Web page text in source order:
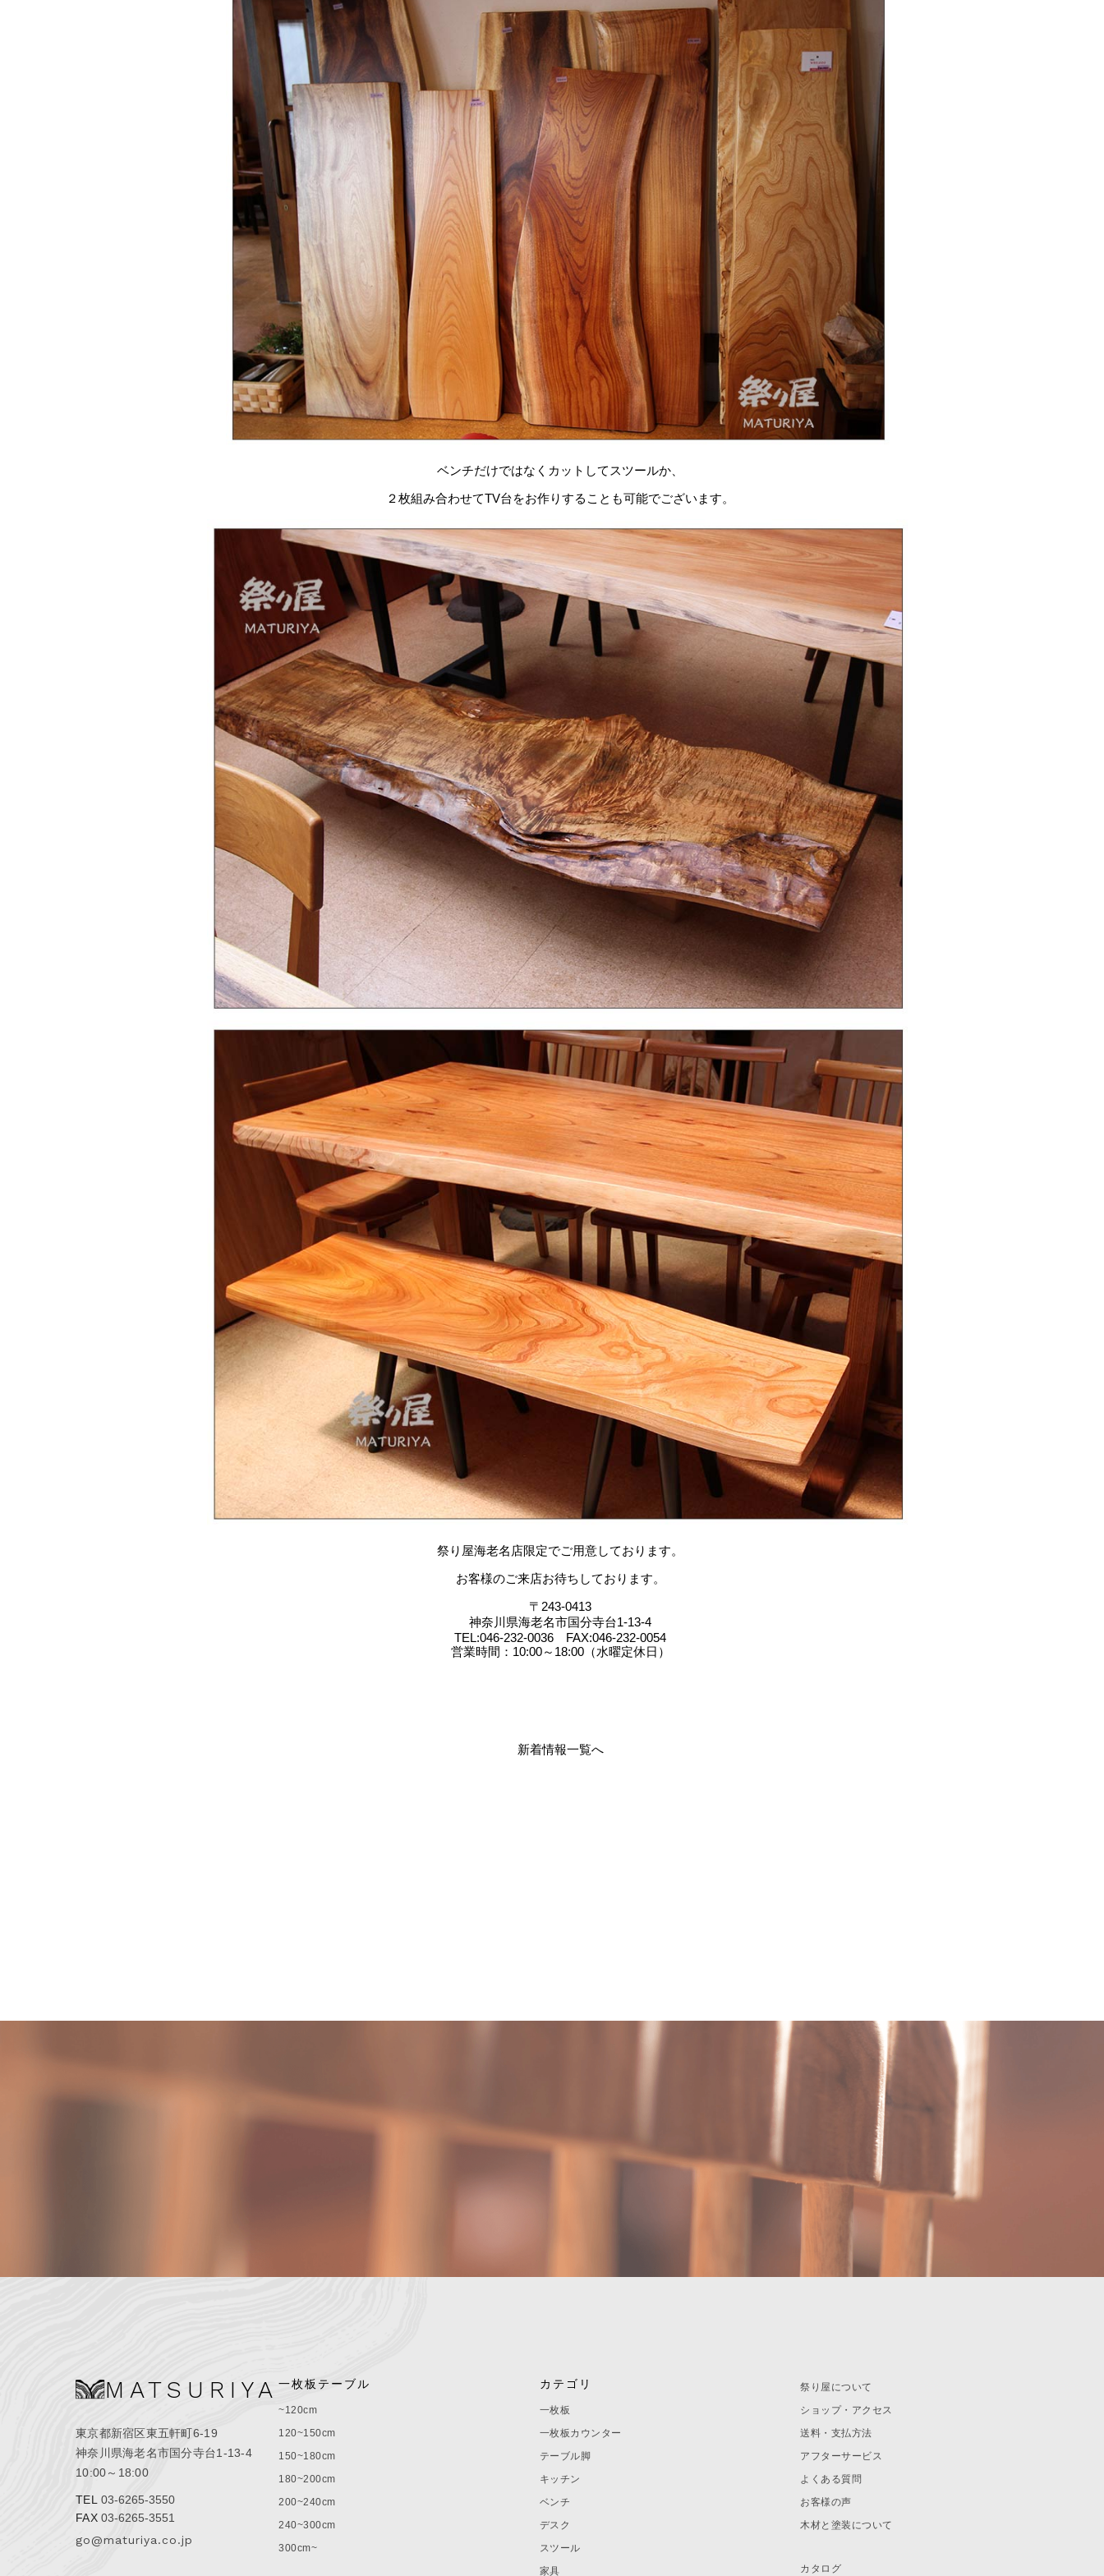
ベンチだけではなくカットしてスツールか、
２枚組み合わせてTV台をお作りすることも可能でございます。
祭り屋海老名店限定でご用意しております。
お客様のご来店お待ちしております。
〒243-0413
神奈川県海老名市国分寺台1-13-4
TEL:046-232-0036 FAX:046-232-0054
営業時間：10:00～18:00（水曜定休日）
新着情報一覧へ
MATSURIYA
東京都新宿区東五軒町6-19
神奈川県海老名市国分寺台1-13-4
10:00～18:00
TEL 03-6265-3550
FAX 03-6265-3551
go@maturiya.co.jp
一枚板テーブル
~120cm
120~150cm
150~180cm
180~200cm
200~240cm
240~300cm
300cm~
カテゴリ
一枚板
一枚板カウンター
テーブル脚
キッチン
ベンチ
デスク
スツール
家具
祭り屋について
ショップ・アクセス
送料・支払方法
アフターサービス
よくある質問
お客様の声
木材と塗装について
カタログ